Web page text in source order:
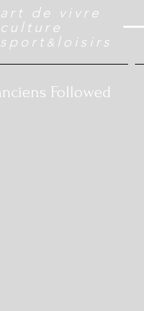
art de vivre
culture
sport & loisirs
Followed